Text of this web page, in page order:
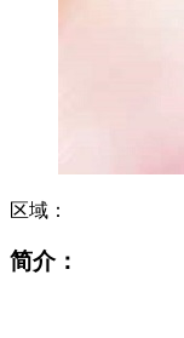
区域：
简介：